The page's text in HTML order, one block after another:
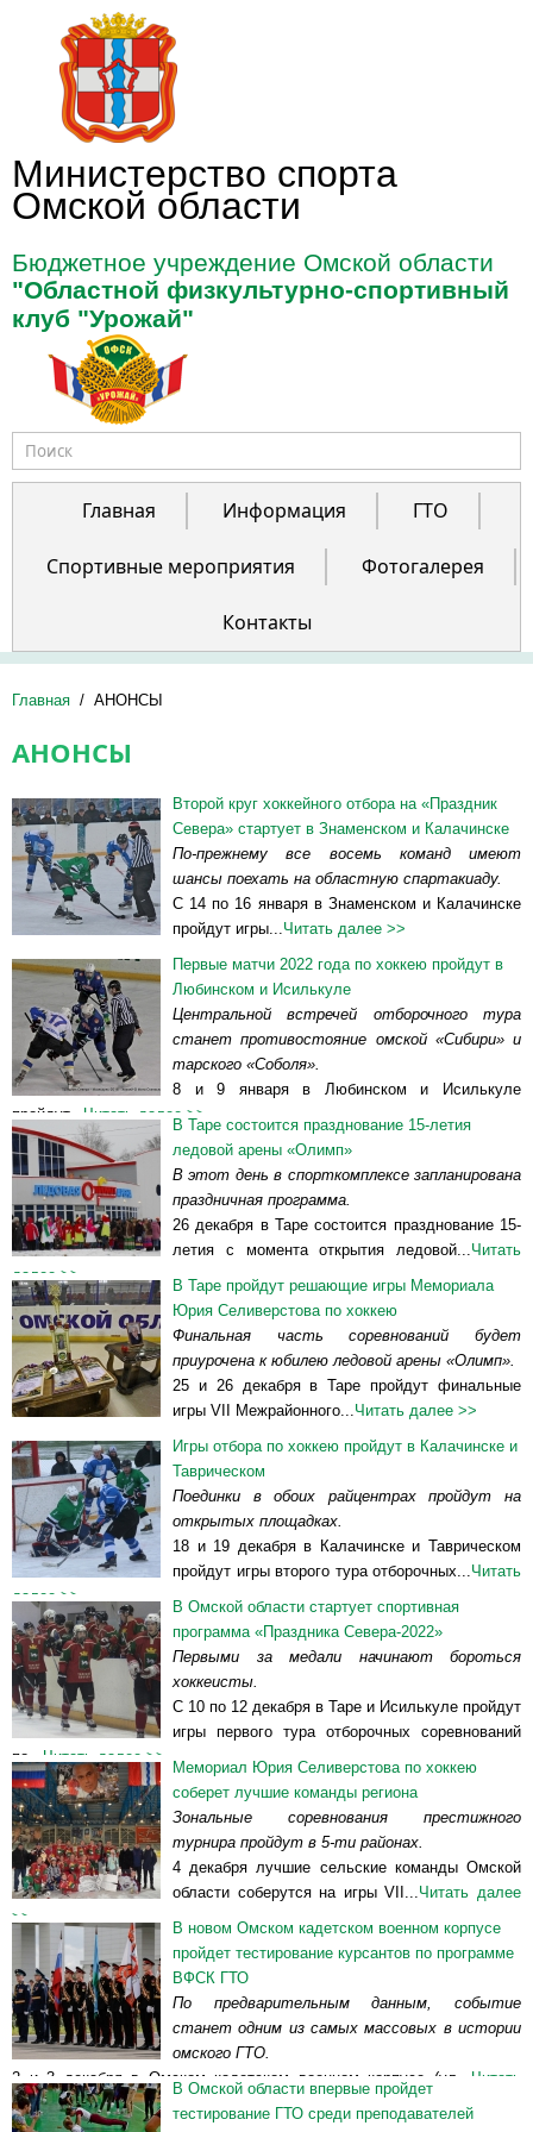
Перейти к основному содержанию
Министерство спорта
Омской области
Бюджетное учреждение Омской области
"Областной физкультурно-спортивный
клуб "Урожай"
Форма поиска
Главная
Информация ГТО
Спортивные мероприятия Фотогалерея
Контакты
Главная / АНОНСЫ
АНОНСЫ
Второй круг хоккейного отбора на «Праздник
Севера» стартует в Знаменском и Калачинске
По-прежнему все восемь команд имеют
шансы поехать на областную спартакиаду.
С 14 по 16 января в Знаменском и Калачинске
пройдут игры...Читать далее >>
Первые матчи 2022 года по хоккею пройдут в
Любинском и Исилькуле
Центральной встречей отборочного тура
станет противостояние омской «Сибири» и
тарского «Соболя».
8 и 9 января в Любинском и Исилькуле
пройдут... Читать далее >>
В Таре состоится празднование 15-летия
ледовой арены «Олимп»
В этот день в спорткомплексе запланирована
праздничная программа.
26 декабря в Таре состоится празднование 15-
летия с момента открытия ледовой...Читать
далее >>
В Таре пройдут решающие игры Мемориала
Юрия Селиверстова по хоккею
Финальная часть соревнований будет
приурочена к юбилею ледовой арены «Олимп».
25 и 26 декабря в Таре пройдут финальные
игры VII Межрайонного...Читать далее >>
Игры отбора по хоккею пройдут в Калачинске и
Таврическом
Поединки в обоих райцентрах пройдут на
открытых площадках.
18 и 19 декабря в Калачинске и Таврическом
пройдут игры второго тура отборочных...Читать
далее >>
В Омской области стартует спортивная
программа «Праздника Севера-2022»
Первыми за медали начинают бороться
хоккеисты.
С 10 по 12 декабря в Таре и Исилькуле пройдут
игры первого тура отборочных соревнований
по... Читать далее >>
Мемориал Юрия Селиверстова по хоккею
соберет лучшие команды региона
Зональные соревнования престижного
турнира пройдут в 5-ти районах.
4 декабря лучшие сельские команды Омской
области соберутся на игры VII...Читать далее
>>
В новом Омском кадетском военном корпусе
пройдет тестирование курсантов по программе
ВФСК ГТО
По предварительным данным, событие
станет одним из самых массовых в истории
омского ГТО.
2 и 3 декабря в Омском кадетском военном корпусе (ул... Читать
далее >>
В Омской области впервые пройдет
тестирование ГТО среди преподавателей